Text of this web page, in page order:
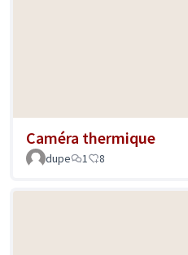
Caméra thermique
dupe
1 8